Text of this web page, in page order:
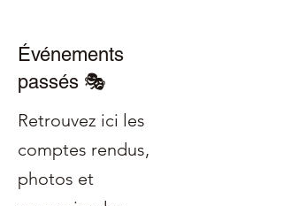
Événements
passés 🎭
Retrouvez ici les
comptes rendus,
photos et